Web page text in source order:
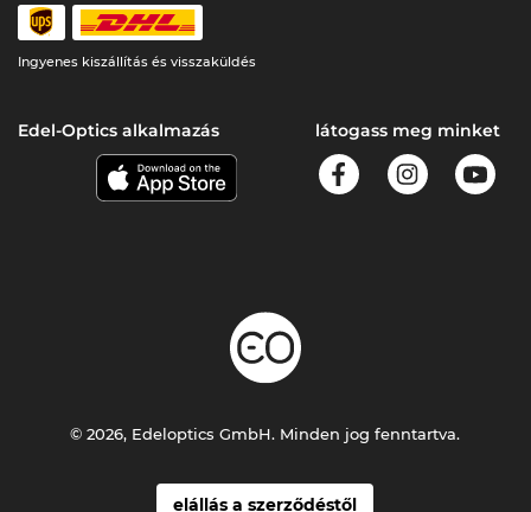
Ingyenes kiszállítás és visszaküldés
Edel-Optics alkalmazás látogass meg minket
elállás a szerződéstől
© 2026, Edeloptics GmbH. Minden jog fenntartva.